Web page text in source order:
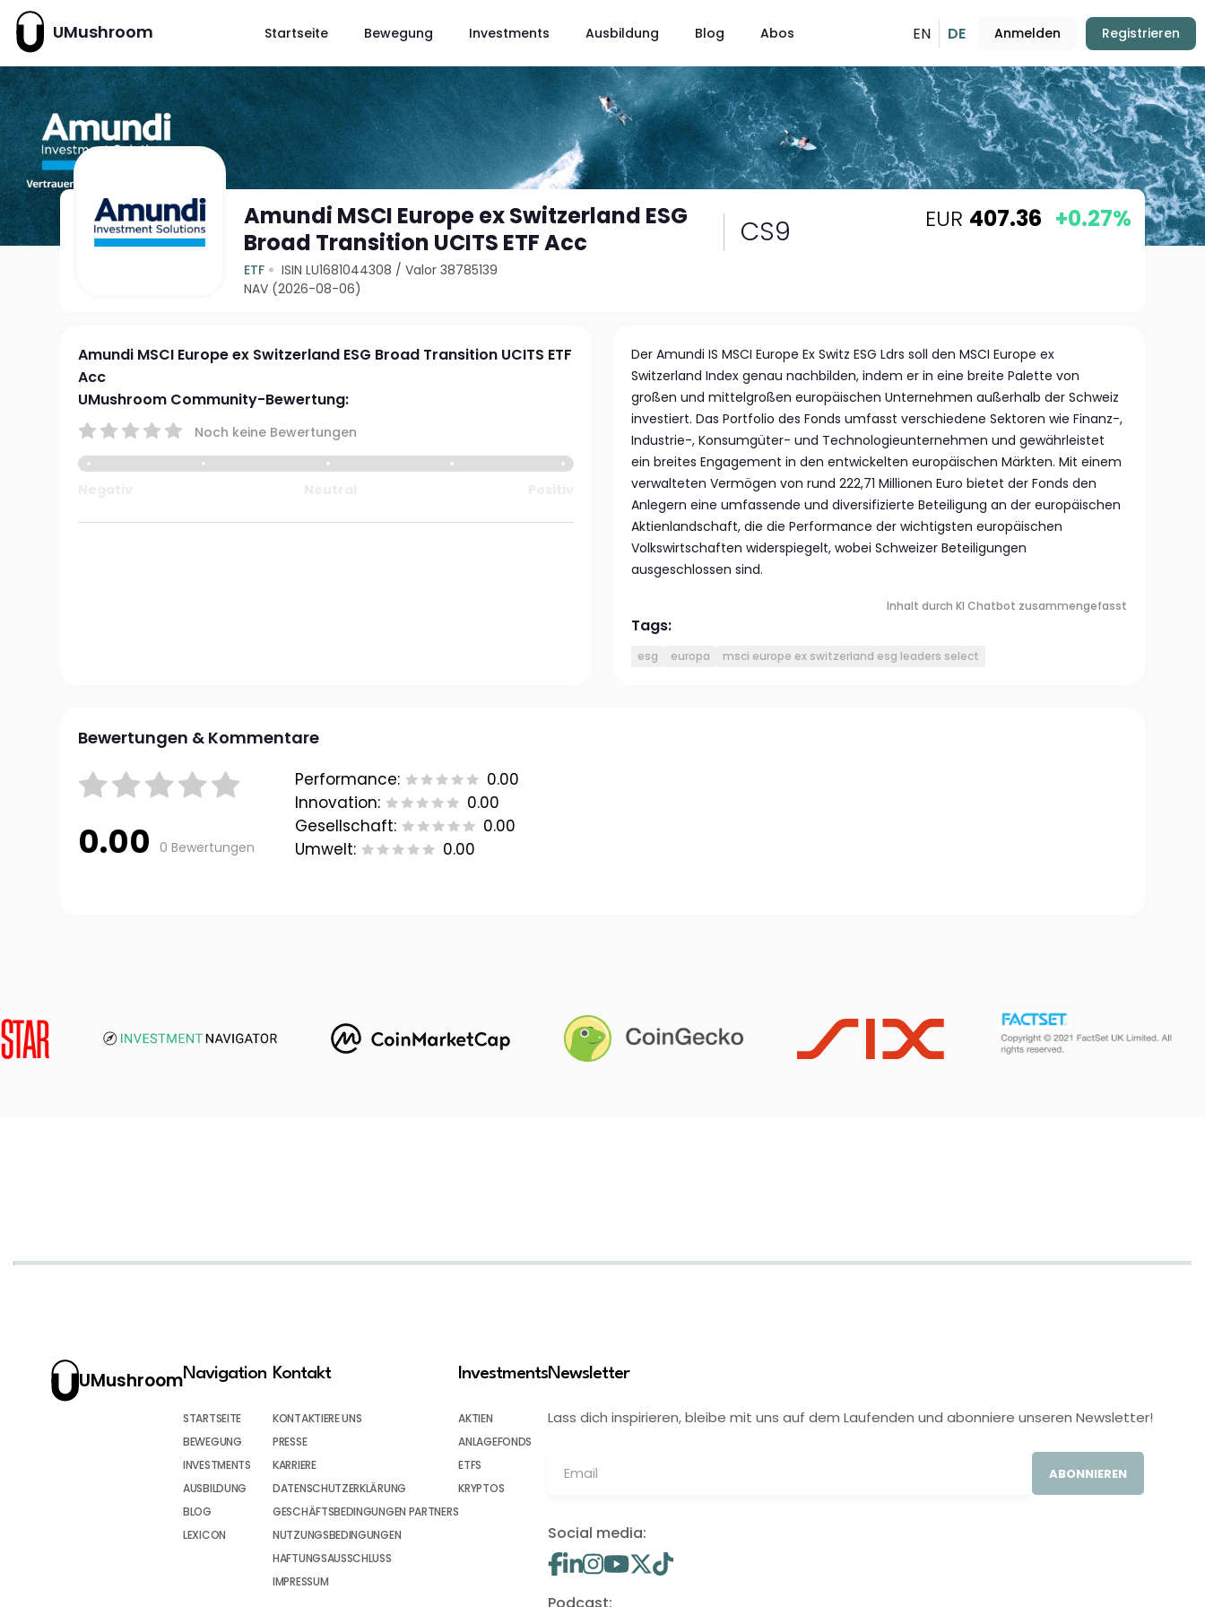
UMushroom Startseite Bewegung Investments Ausbildung Blog Abos EN DE Anmelden Registrieren
Amundi MSCI Europe ex Switzerland ESG
Broad Transition UCITS ETF Acc
CS9
ETF ISIN LU1681044308 /Valor 38785139
NAV (2026-08-06)
EUR 407.36 +0.27%
Amundi MSCI Europe ex Switzerland ESG Broad Transition UCITS ETF
Acc
UMushroom Community-Bewertung:
Noch keine Bewertungen
Der Amundi IS MSCI Europe Ex Switz ESG Ldrs soll den MSCI Europe ex
Switzerland Index genau nachbilden, indem er in eine breite Palette von
großen und mittelgroßen europäischen Unternehmen außerhalb der Schweiz
investiert. Das Portfolio des Fonds umfasst verschiedene Sektoren wie Finanz-,
Industrie-, Konsumgüter- und Technologieunternehmen und gewährleistet
ein breites Engagement in den entwickelten europäischen Märkten. Mit einem
verwalteten Vermögen von rund 222,71 Millionen Euro bietet der Fonds den
Anlegern eine umfassende und diversifizierte Beteiligung an der europäischen
Aktienlandschaft, die die Performance der wichtigsten europäischen
Volkswirtschaften widerspiegelt, wobei Schweizer Beteiligungen
ausgeschlossen sind.
Inhalt durch KI Chatbot zusammengefasst
Tags:
esg europa msci europe ex switzerland esg leaders select
Bewertungen & Kommentare
0.00 0 Bewertungen
Performance:
0.00
Innovation:
0.00
Gesellschaft:
0.00
Umwelt:
0.00
UMushroomNavigation
STARTSEITE
BEWEGUNG
INVESTMENTS
AUSBILDUNG
BLOG
LEXICON
Kontakt
KONTAKTIERE UNS
PRESSE
KARRIERE
DATENSCHUTZERKLÄRUNG
GESCHÄFTSBEDINGUNGEN PARTNERS
NUTZUNGSBEDINGUNGEN
HAFTUNGSAUSSCHLUSS
IMPRESSUM
Investments
AKTIEN
ANLAGEFONDS
ETFS
KRYPTOS
Newsletter
Lass dich inspirieren, bleibe mit uns auf dem Laufenden und abonniere unseren Newsletter!
ABONNIEREN
Social media: